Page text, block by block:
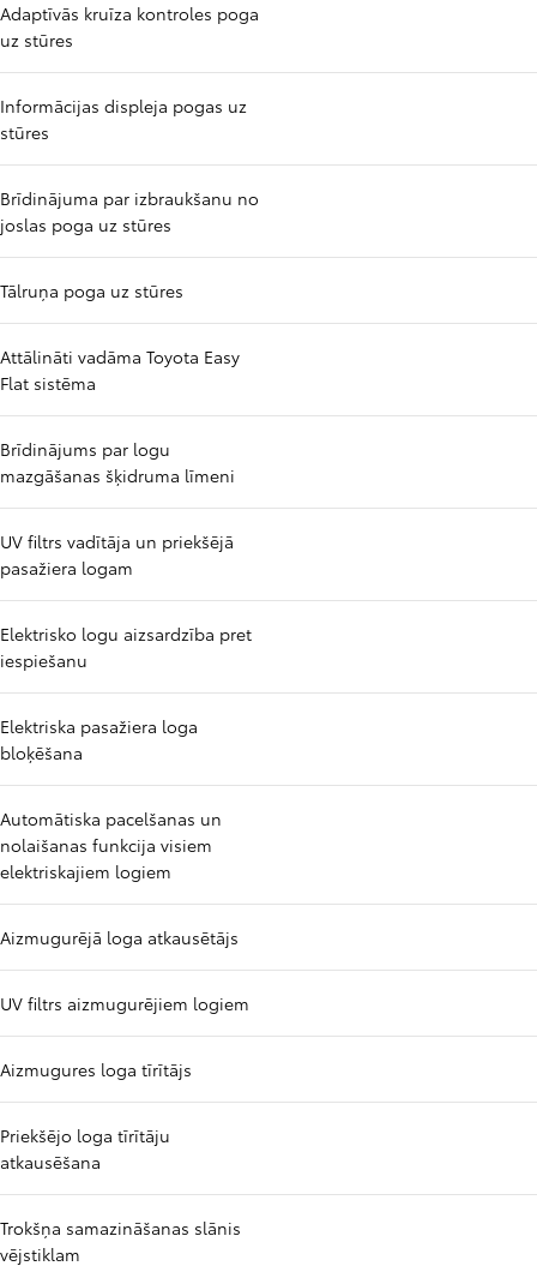
Adaptīvās kruīza kontroles poga
uz stūres
Informācijas displeja pogas uz
stūres
Brīdinājuma par izbraukšanu no
joslas poga uz stūres
Tālruņa poga uz stūres
Attālināti vadāma Toyota Easy
Flat sistēma
Brīdinājums par logu
mazgāšanas šķidruma līmeni
UV filtrs vadītāja un priekšējā
pasažiera logam
Elektrisko logu aizsardzība pret
iespiešanu
Elektriska pasažiera loga
bloķēšana
Automātiska pacelšanas un
nolaišanas funkcija visiem
elektriskajiem logiem
Aizmugurējā loga atkausētājs
UV filtrs aizmugurējiem logiem
Aizmugures loga tīrītājs
Priekšējo loga tīrītāju
atkausēšana
Trokšņa samazināšanas slānis
vējstiklam